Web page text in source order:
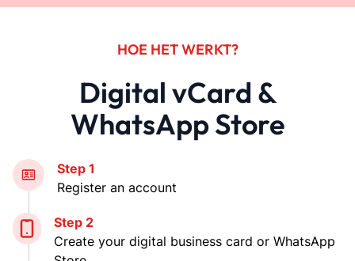
HOE HET WERKT?
Digital vCard &
WhatsApp Store
Step 1
Register an account
Step 2
Create your digital business card or WhatsApp